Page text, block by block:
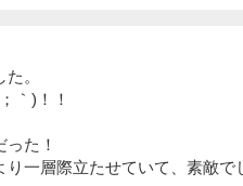
。
｀)！！
た！
一層際立たせていて、素敵で